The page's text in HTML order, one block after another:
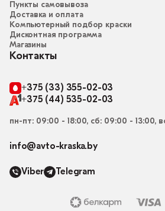
Пункты самовывоза
Доставка и оплата
Компьютерный подбор краски
Дисконтная программа
Магазины
Контакты
+375 (33) 355-02-03
+375 (44) 535-02-03
пн-пт: 09:00 - 18:00, сб: 09:00 - 13:00,
info@avto-kraska.by
Viber Telegram